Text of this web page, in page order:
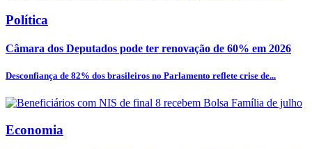
Política
Câmara dos Deputados pode ter renovação de 60% em 2026
Desconfiança de 82% dos brasileiros no Parlamento reflete crise de...
Economia